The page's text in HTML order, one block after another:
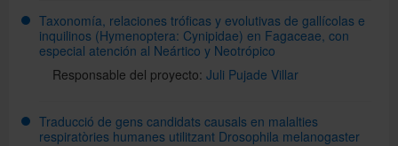
Taxonomía, relaciones tróficas y evolutivas de gallícolas e
inquilinos (Hymenoptera: Cynipidae) en Fagaceae, con
especial atención al Neártico y Neotrópico
Responsable del proyecto: Juli Pujade Villar
Traducció de gens candidats causals en malalties
respiratòries humanes utilitzant Drosophila melanogaster